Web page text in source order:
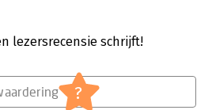
begeleidt
feiten en het waarderen van
komt uitgebreid aan bod.
2018
algemeen
en Praktijk (compleet)
lezersrecensie schrijft!
?